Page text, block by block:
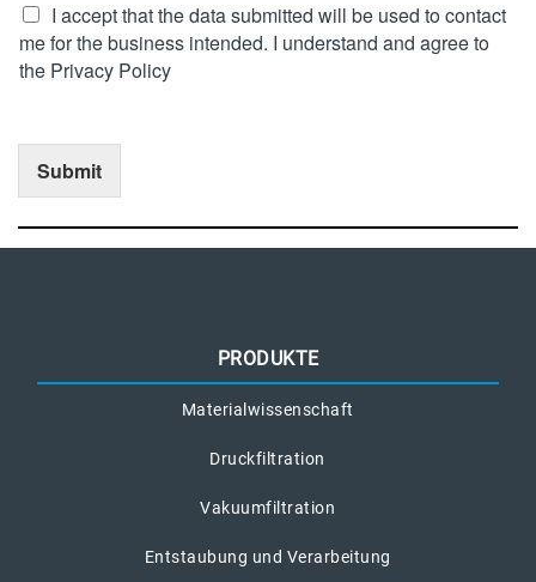
I accept that the data submitted will be used to contact
me for the business intended. I understand and agree to
the Privacy Policy
Submit
PRODUKTE
Materialwissenschaft
Druckfiltration
Vakuumfiltration
Entstaubung und Verarbeitung